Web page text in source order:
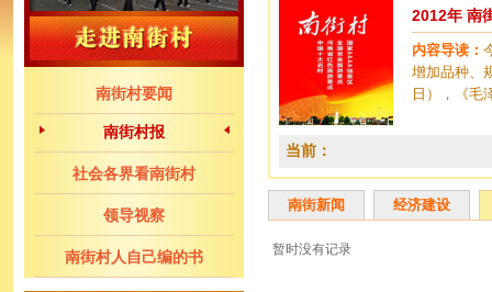
南街村要闻
南街村报
社会各界看南街村
领导视察
南街村人自己编的书
2012年 南
内容导读：
增加品种、
日），《毛
当前：
南街新闻 经济建设
暂时没有记录